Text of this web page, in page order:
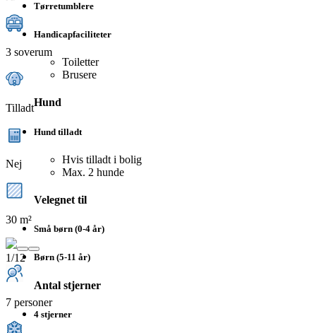
Tørretumblere
Handicapfaciliteter
Toiletter
Brusere
Hund
Hund tilladt
Hvis tilladt i bolig
Max. 2 hunde
Velegnet til
Små børn (0-4 år)
Børn (5-11 år)
Antal stjerner
4 stjerner
3 soverum
Tilladt
Nej
30 m²
1/12
7 personer